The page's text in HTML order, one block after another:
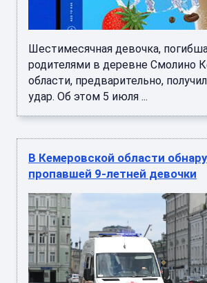
Шестимесячная девочка,
родителями в деревне Смолино
области, предварительно,
удар. Об этом 5 июля ...
В Кемеровской области
пропавшей 9-летней девочки